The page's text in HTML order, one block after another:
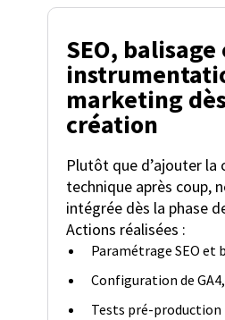
SEO, balisage
marketing
création
Plutôt que d’ajouter la
technique après coup,
intégrée dès la phase
Actions réalisées :
Paramétrage SEO et
Configuration de
Tests pré-production